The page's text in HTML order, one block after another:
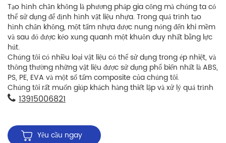
Tạo hình chân không là phương pháp gia công mà chúng ta có
thể sử dụng để định hình vật liệu nhựa. Trong quá trình tạo
hình chân không, một tấm nhựa được nung nóng đến khi mềm
và sau đó được kéo xung quanh một khuôn duy nhất bằng lực
hút.
Chúng tôi có nhiều loại vật liệu có thể sử dụng trong ép nhiệt, và
thông thường những vật liệu được sử dụng phổ biến nhất là ABS,
PS, PE, EVA và một số tấm composite của chúng tôi.
Chúng tôi rất muốn giúp khách hàng thiết lập và xử lý quá trình
tạo hình chân không, bao gồm phát triển khuôn, kiểm soát nhiệt
13915006821
Yêu cầu ngay